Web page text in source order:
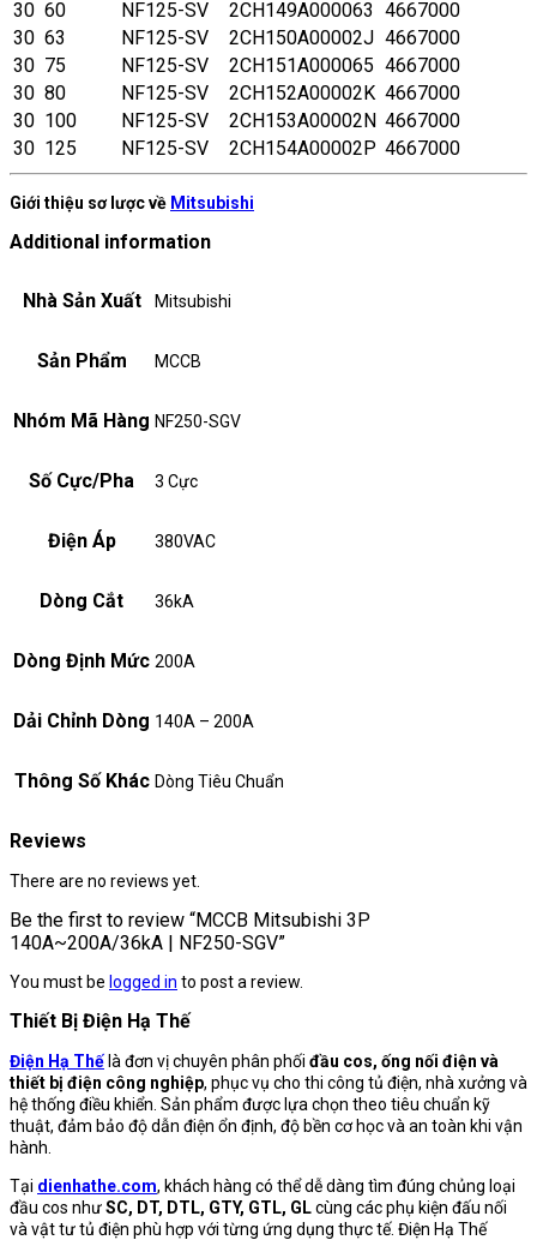
30 60 NF125-SV 2CH149A000063 4667000
30 63 NF125-SV 2CH150A00002J 4667000
30 75 NF125-SV 2CH151A000065 4667000
30 80 NF125-SV 2CH152A00002K 4667000
30 100 NF125-SV 2CH153A00002N 4667000
30 125 NF125-SV 2CH154A00002P 4667000
Giới thiệu sơ lược về Mitsubishi
Additional information
Nhà Sản Xuất Mitsubishi
Sản Phẩm MCCB
Nhóm Mã Hàng NF250-SGV
Số Cực/Pha 3 Cực
Điện Áp 380VAC
Dòng Cắt 36kA
Dòng Định Mức 200A
Dải Chỉnh Dòng 140A – 200A
Thông Số Khác Dòng Tiêu Chuẩn
Reviews
There are no reviews yet.
Be the first to review “MCCB Mitsubishi 3P
140A~200A/36kA | NF250-SGV”
You must be logged in to post a review.
Thiết Bị Điện Hạ Thế
Điện Hạ Thế là đơn vị chuyên phân phối đầu cos, ống nối điện và
thiết bị điện công nghiệp, phục vụ cho thi công tủ điện, nhà xưởng và
hệ thống điều khiển. Sản phẩm được lựa chọn theo tiêu chuẩn kỹ
thuật, đảm bảo độ dẫn điện ổn định, độ bền cơ học và an toàn khi vận
hành.
Tại dienhathe.com, khách hàng có thể dễ dàng tìm đúng chủng loại
đầu cos nhưSC, DT, DTL, GTY, GTL, GLcùng các phụ kiện đấu nối
và vật tư tủ điện phù hợp với từng ứng dụng thực tế. Điện Hạ Thế